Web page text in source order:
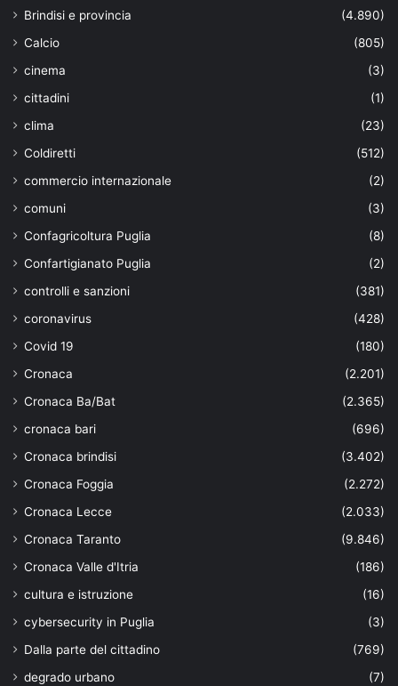
Brindisi e provincia
(4.890)
Calcio
(805)
cinema
(3)
cittadini
(1)
clima
(23)
Coldiretti
(512)
commercio internazionale
(2)
comuni
(3)
Confagricoltura Puglia
(8)
Confartigianato Puglia
(2)
controlli e sanzioni
(381)
coronavirus
(428)
Covid 19
(180)
Cronaca
(2.201)
Cronaca Ba/Bat
(2.365)
cronaca bari
(696)
Cronaca brindisi
(3.402)
Cronaca Foggia
(2.272)
Cronaca Lecce
(2.033)
Cronaca Taranto
(9.846)
Cronaca Valle d'Itria
(186)
cultura e istruzione
(16)
cybersecurity in Puglia
(3)
Dalla parte del cittadino
(769)
degrado urbano
(7)